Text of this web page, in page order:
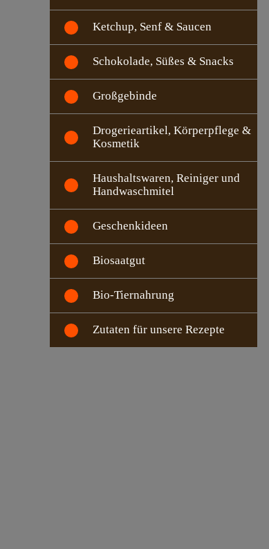
Ketchup, Senf & Saucen
Schokolade, Süßes & Snacks
Großgebinde
Drogerieartikel, Körperpflege &
Kosmetik
Haushaltswaren, Reiniger und
Handwaschmitel
Geschenkideen
Biosaatgut
Bio-Tiernahrung
Zutaten für unsere Rezepte